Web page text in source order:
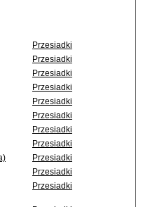
Przesiadki
Przesiadki
Przesiadki
Przesiadki
Przesiadki
Przesiadki
Przesiadki
Przesiadki
Przesiadki
Przesiadki
Przesiadki